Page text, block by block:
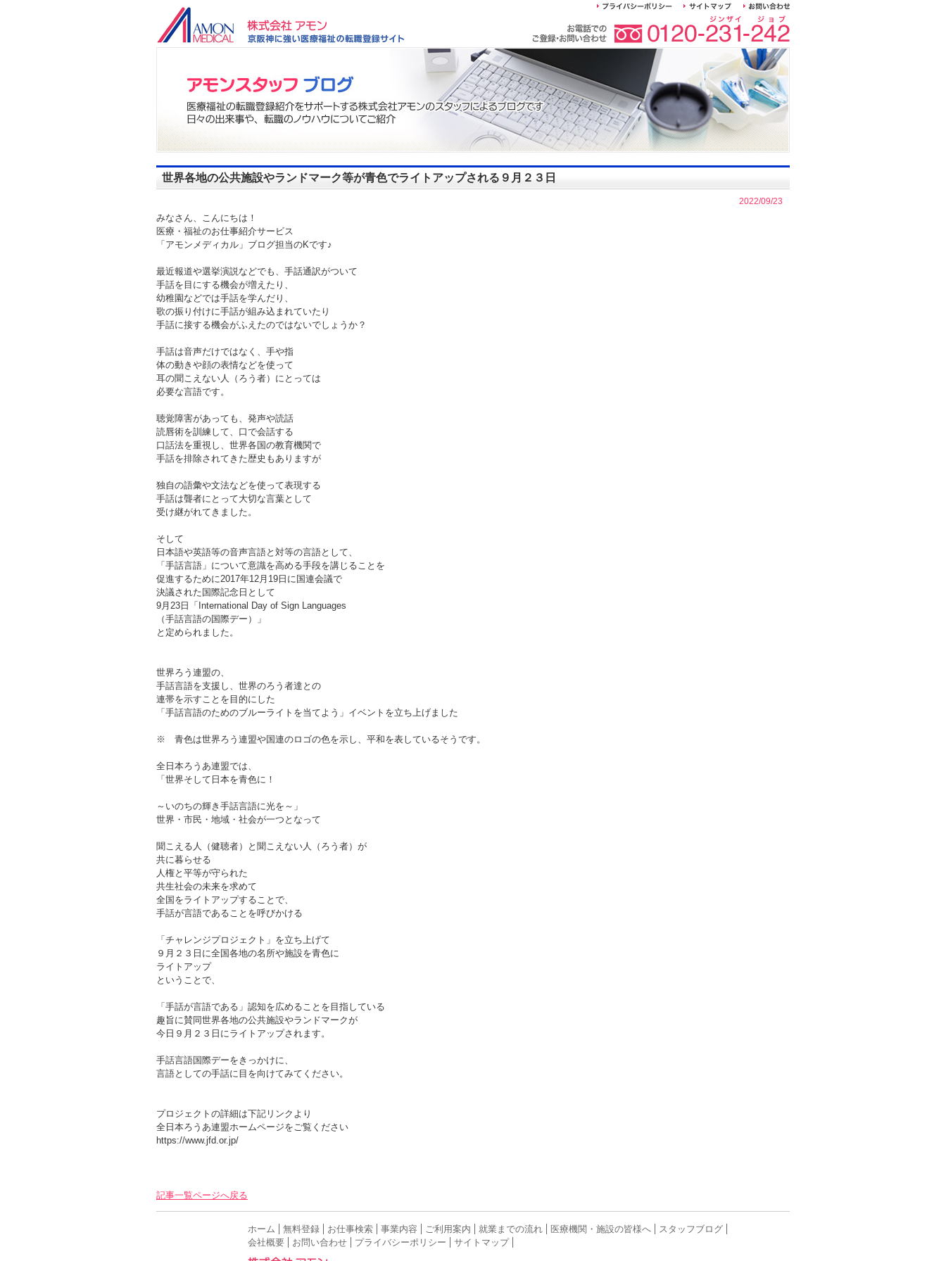
世界各地の公共施設やランドマーク等が青色でライトアップされる９月２３日
2022/09/23
みなさん、こんにちは！
医療・福祉のお仕事紹介サービス
「アモンメディカル」ブログ担当のKです♪
最近報道や選挙演説などでも、手話通訳がついて
手話を目にする機会が増えたり、
幼稚園などでは手話を学んだり、
歌の振り付けに手話が組み込まれていたり
手話に接する機会がふえたのではないでしょうか？
手話は音声だけではなく、手や指
体の動きや顔の表情などを使って
耳の聞こえない人（ろう者）にとっては
必要な言語です。
聴覚障害があっても、発声や読話
読唇術を訓練して、口で会話する
口話法を重視し、世界各国の教育機関で
手話を排除されてきた歴史もありますが
独自の語彙や文法などを使って表現する
手話は聾者にとって大切な言葉として
受け継がれてきました。
そして
日本語や英語等の音声言語と対等の言語として、
「手話言語」について意識を高める手段を講じることを
促進するために2017年12月19日に国連会議で
決議された国際記念日として
9月23日「International Day of Sign Languages
（手話言語の国際デー）」
と定められました。
世界ろう連盟の、
手話言語を支援し、世界のろう者達との
連帯を示すことを目的にした
「手話言語のためのブルーライトを当てよう」イベントを立ち上げました
※ 青色は世界ろう連盟や国連のロゴの色を示し、平和を表しているそうです。
全日本ろうあ連盟では、
「世界そして日本を青色に！
～いのちの輝き手話言語に光を～」
世界・市民・地域・社会が一つとなって
聞こえる人（健聴者）と聞こえない人（ろう者）が
共に暮らせる
人権と平等が守られた
共生社会の未来を求めて
全国をライトアップすることで、
手話が言語であることを呼びかける
「チャレンジプロジェクト」を立ち上げて
９月２３日に全国各地の名所や施設を青色に
ライトアップ
ということで、
「手話が言語である」認知を広めることを目指している
趣旨に賛同世界各地の公共施設やランドマークが
今日９月２３日にライトアップされます。
手話言語国際デーをきっかけに、
言語としての手話に目を向けてみてください。
プロジェクトの詳細は下記リンクより
全日本ろうあ連盟ホームページをご覧ください
https://www.jfd.or.jp/
記事一覧ページへ戻る
ホーム 無料登録 お仕事検索 事業内容 ご利用案内 就業までの流れ 医療機関・施設の皆様へ
スタッフブログ
会社概要
お問い合わせ プライバシーポリシー サイトマップ